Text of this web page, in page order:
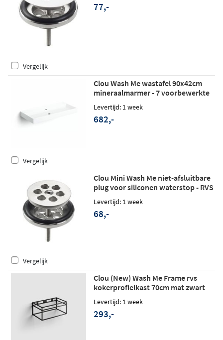
77,-
Vergelijk
Clou Wash Me wastafel 90x42cm
mineraalmarmer - 7 voorbewerkte
Levertijd: 1 week
682,-
Vergelijk
Clou Mini Wash Me niet-afsluitbare
plug voor siliconen waterstop - RVS
geborsteld
Levertijd: 1 week
68,-
Vergelijk
Clou (New) Wash Me Frame rvs
kokerprofielkast 70cm mat zwart
Levertijd: 1 week
293,-